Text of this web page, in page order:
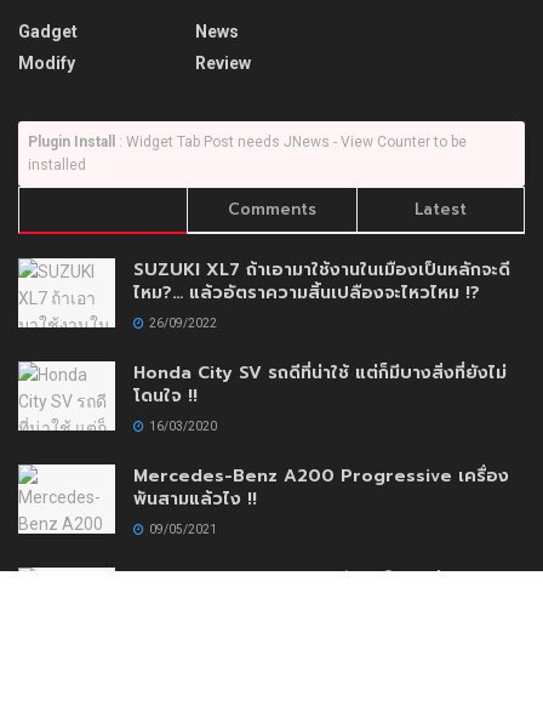
Gadget
Modify
News
Review
Plugin Install
: Widget Tab Post needs JNews - View Counter to be
installed
Comments Latest
SUZUKI XL7 ถ้าเอามาใช้งานในเมืองเป็นหลักจะดี
ไหม?… แล้วอัตราความสิ้นเปลืองจะไหวไหม !?
26/09/2022
Honda City SV รถดีที่น่าใช้ แต่ก็มีบางสิ่งที่ยังไม่
โดนใจ !!
16/03/2020
Mercedes-Benz A200 Progressive เครื่อง
พันสามแล้วไง !!
09/05/2021
AEY AUTO IMPORT เปิดตัวโชว์รูมใหม่เสริมความ